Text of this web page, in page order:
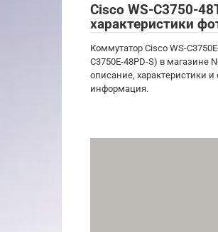
Cisco WS-C3750-
характеристики
Коммутатор Cisco WS-
C3750E-48PD-S) в магазине
описание, характеристики
информация.